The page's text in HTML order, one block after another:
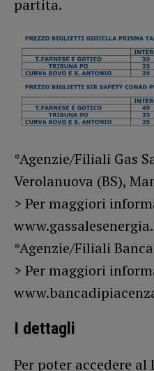
partita.
*Agenzie/Filiali Gas
Verolanuova (BS),
> Per maggiori
*Agenzie/Filiali
> Per maggiori
I dettagli
Per poter accedere al